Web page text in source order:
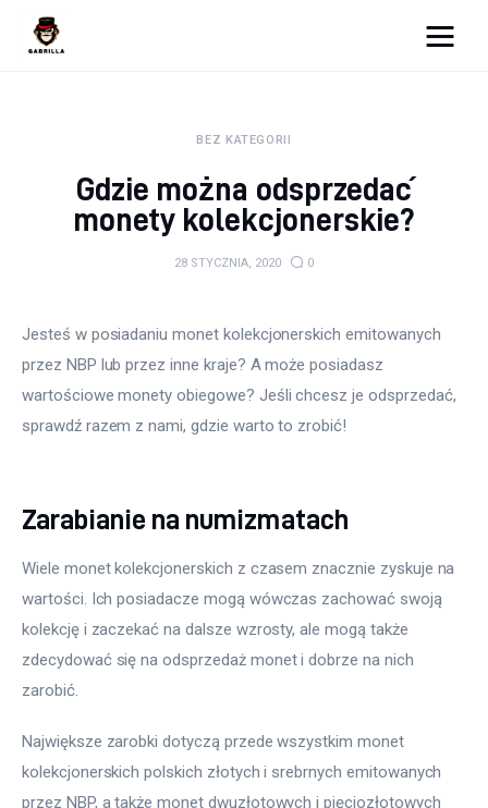
Kunchnia i kulinaria
Więcej
BEZ KATEGORII
Gdzie można odsprzedać
monety kolekcjonerskie?
28 STYCZNIA, 2020 0
Jesteś w posiadaniu monet kolekcjonerskich emitowanych
przez NBP lub przez inne kraje? A może posiadasz
wartościowe monety obiegowe? Jeśli chcesz je odsprzedać,
sprawdź razem z nami, gdzie warto to zrobić!
Zarabianie na numizmatach
Wiele monet kolekcjonerskich z czasem znacznie zyskuje na
wartości. Ich posiadacze mogą wówczas zachować swoją
kolekcję i zaczekać na dalsze wzrosty, ale mogą także
zdecydować się na odsprzedaż monet i dobrze na nich
zarobić.
Największe zarobki dotyczą przede wszystkim monet
kolekcjonerskich polskich złotych i srebrnych emitowanych
przez NBP, a także monet dwuzłotowych i pięciozłotowych